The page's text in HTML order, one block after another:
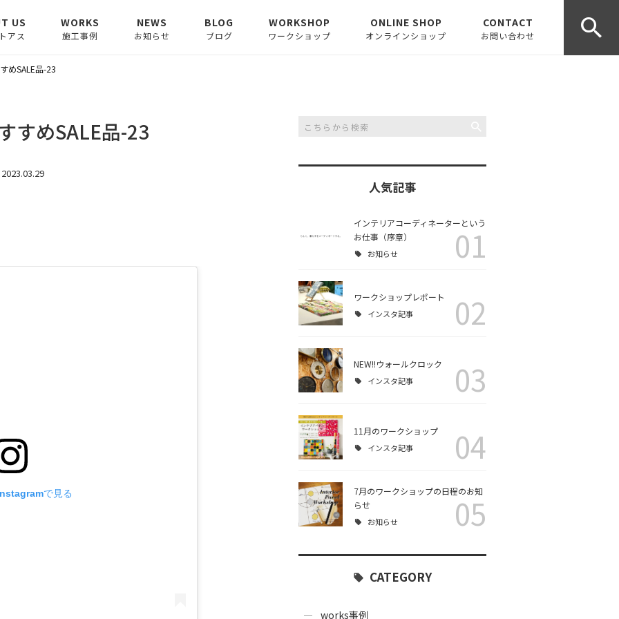
US
アス
WORKS
施工事例
NEWS
お知らせ
BLOG
ブログ
WORKSHOP
ワークショップ
ONLINE SHOP
オンラインショップ
CONTACT
お問い合わせ
めSALE品-23
すめSALE品-23
2023.03.29
で見る
人気記事
インテリアコーディネーターという
お仕事（序章）
お知らせ 01
ワークショップレポート
インスタ記事 02
NEW!!ウォールクロック
インスタ記事 03
11月のワークショップ
インスタ記事 04
7月のワークショップの日程のお知
らせ
お知らせ 05
CATEGORY
works事例